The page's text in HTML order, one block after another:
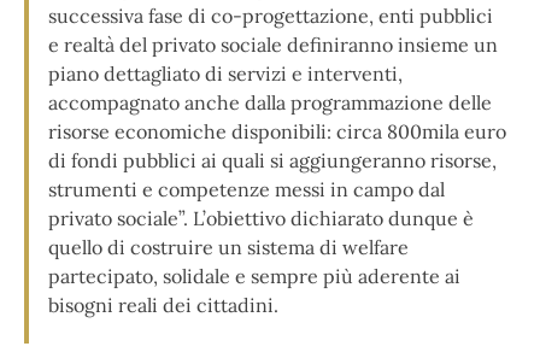
successiva fase di co-progettazione, enti pubblici
e realtà del privato sociale definiranno insieme un
piano dettagliato di servizi e interventi,
accompagnato anche dalla programmazione delle
risorse economiche disponibili: circa 800mila euro
di fondi pubblici ai quali si aggiungeranno risorse,
strumenti e competenze messi in campo dal
privato sociale”. L’obiettivo dichiarato dunque è
quello di costruire un sistema di welfare
partecipato, solidale e sempre più aderente ai
bisogni reali dei cittadini.